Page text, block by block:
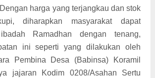
harga yang terjangkau dan stok
diharapkan masyarakat dapat
Ramadhan dengan tenang,
ini seperti yang dilakukan oleh
Pembina Desa (Babinsa) Koramil
jajaran Kodim 0208/Asahan Sertu